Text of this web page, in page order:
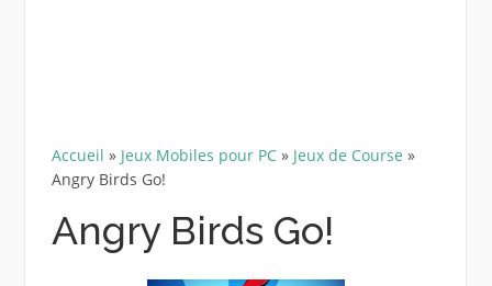
Accueil » Jeux Mobiles pour PC» Jeux de Course »
Angry Birds Go!
Angry Birds Go!